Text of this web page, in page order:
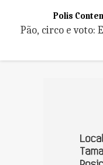
Polis
Pão, circo e voto: